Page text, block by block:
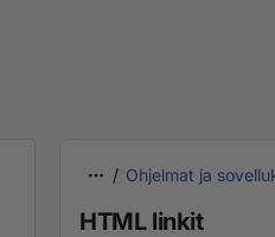
Ohjelmat ja
HTML linkit